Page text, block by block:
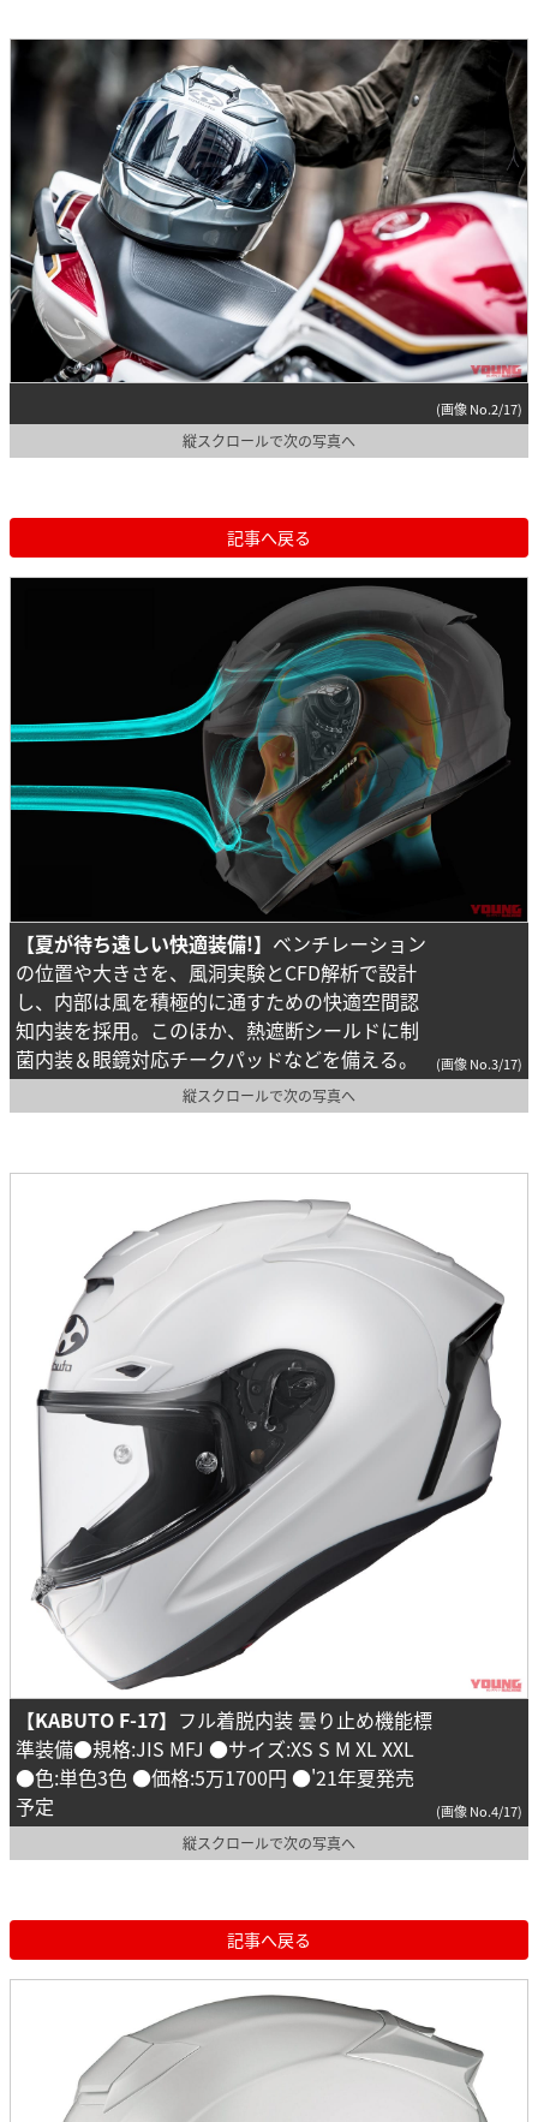
(画像 No.2/17)
縦スクロールで次の写真へ
記事へ戻る
【夏が待ち遠しい快適装備!】 ベンチレーション
の位置や大きさを、風洞実験とCFD解析で設計
し、内部は風を積極的に通すための快適空間認
知内装を採用。このほか、熱遮断シールドに制
菌内装＆眼鏡対応チークパッドなどを備える。
(画像 No.3/17)
縦スクロールで次の写真へ
【KABUTO F-17】 フル着脱内装 曇り止め機能標
準装備●規格:JIS MFJ ●サイズ:XS S M XL XXL
●色:単色3色 ●価格:5万1700円 ●'21年夏発売
予定
(画像 No.4/17)
縦スクロールで次の写真へ
記事へ戻る